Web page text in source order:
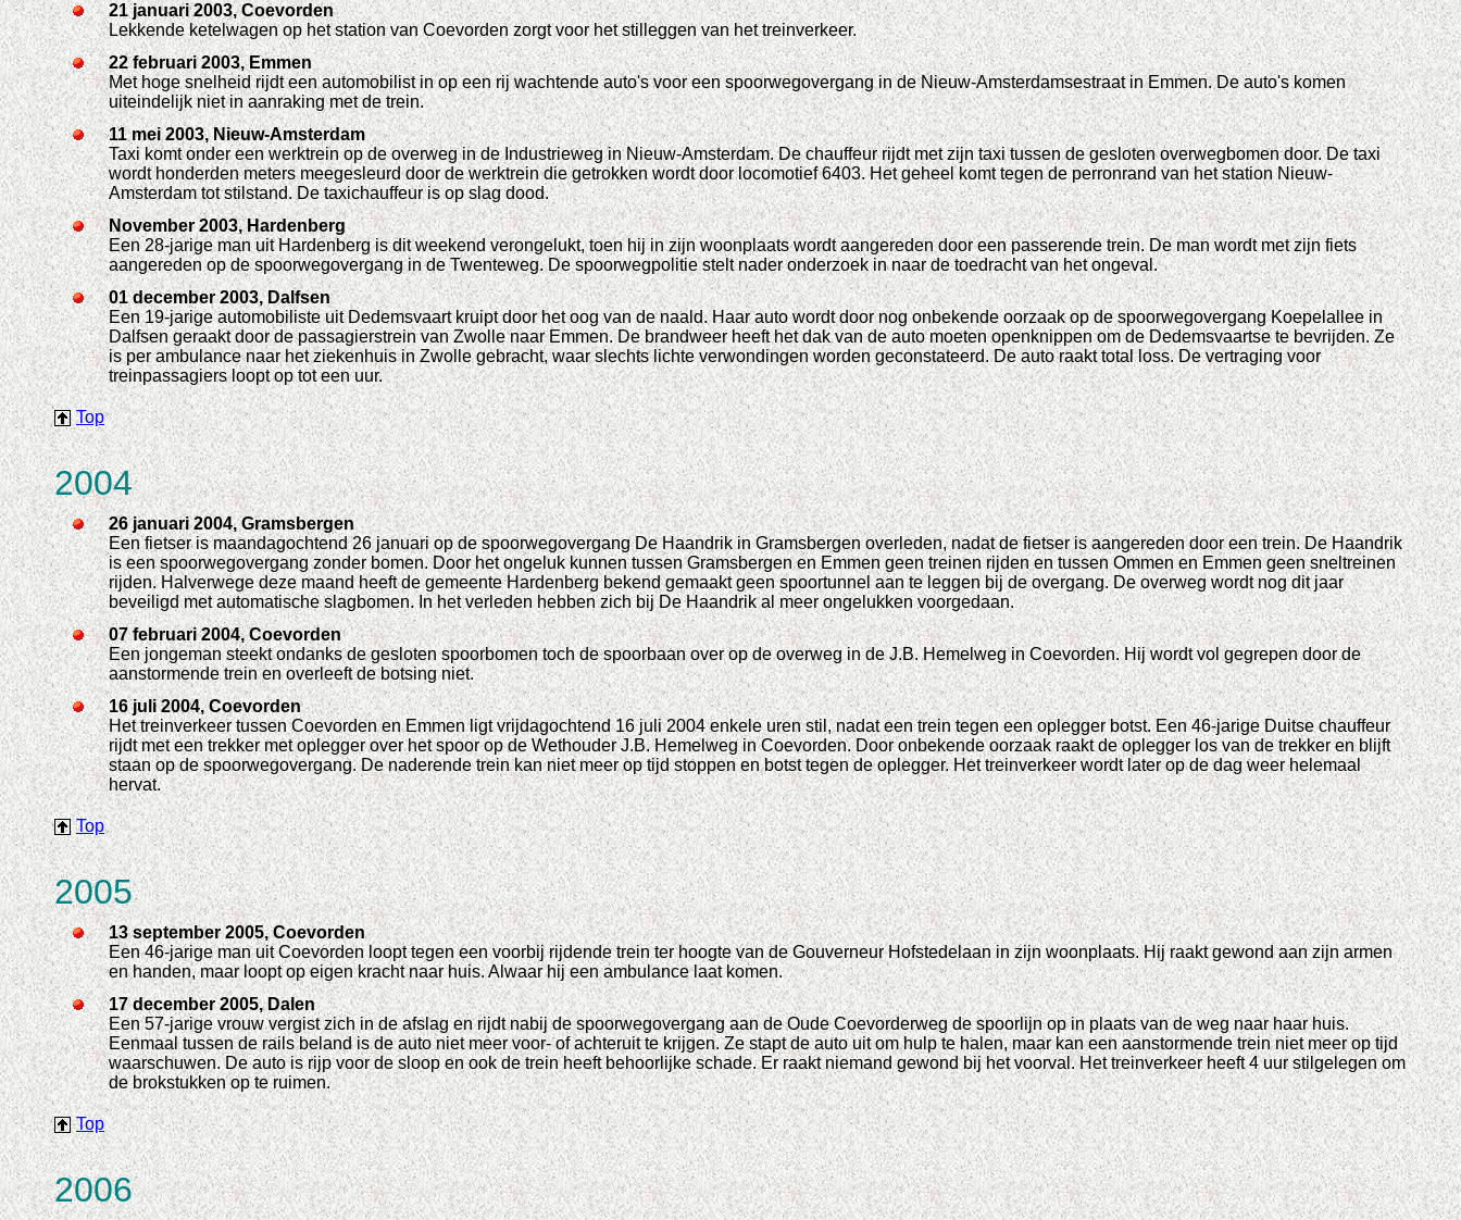
21 januari 2003, Coevorden
Lekkende ketelwagen op het station van Coevorden zorgt voor het stilleggen van het treinverkeer.
22 februari 2003, Emmen
Met hoge snelheid rijdt een automobilist in op een rij wachtende auto's voor een spoorwegovergang in de Nieuw-Amsterdamsestraat in Emmen. De auto's komen
uiteindelijk niet in aanraking met de trein.
11 mei 2003, Nieuw-Amsterdam
Taxi komt onder een werktrein op de overweg in de Industrieweg in Nieuw-Amsterdam. De chauffeur rijdt met zijn taxi tussen de gesloten overwegbomen door. De taxi
wordt honderden meters meegesleurd door de werktrein die getrokken wordt door locomotief 6403. Het geheel komt tegen de perronrand van het station Nieuw-
Amsterdam tot stilstand. De taxichauffeur is op slag dood.
November 2003, Hardenberg
Een 28-jarige man uit Hardenberg is dit weekend verongelukt, toen hij in zijn woonplaats wordt aangereden door een passerende trein. De man wordt met zijn fiets
aangereden op de spoorwegovergang in de Twenteweg. De spoorwegpolitie stelt nader onderzoek in naar de toedracht van het ongeval.
01 december 2003, Dalfsen
Een 19-jarige automobiliste uit Dedemsvaart kruipt door het oog van de naald. Haar auto wordt door nog onbekende oorzaak op de spoorwegovergang Koepelallee in
Dalfsen geraakt door de passagierstrein van Zwolle naar Emmen. De brandweer heeft het dak van de auto moeten openknippen om de Dedemsvaartse te bevrijden. Ze
is per ambulance naar het ziekenhuis in Zwolle gebracht, waar slechts lichte verwondingen worden geconstateerd. De auto raakt total loss. De vertraging voor
treinpassagiers loopt op tot een uur.
Top
2004
26 januari 2004, Gramsbergen
Een fietser is maandagochtend 26 januari op de spoorwegovergang De Haandrik in Gramsbergen overleden, nadat de fietser is aangereden door een trein. De Haandrik
is een spoorwegovergang zonder bomen. Door het ongeluk kunnen tussen Gramsbergen en Emmen geen treinen rijden en tussen Ommen en Emmen geen sneltreinen
rijden. Halverwege deze maand heeft de gemeente Hardenberg bekend gemaakt geen spoortunnel aan te leggen bij de overgang. De overweg wordt nog dit jaar
beveiligd met automatische slagbomen. In het verleden hebben zich bij De Haandrik al meer ongelukken voorgedaan.
07 februari 2004, Coevorden
Een jongeman steekt ondanks de gesloten spoorbomen toch de spoorbaan over op de overweg in de J.B. Hemelweg in Coevorden. Hij wordt vol gegrepen door de
aanstormende trein en overleeft de botsing niet.
16 juli 2004, Coevorden
Het treinverkeer tussen Coevorden en Emmen ligt vrijdagochtend 16 juli 2004 enkele uren stil, nadat een trein tegen een oplegger botst. Een 46-jarige Duitse chauffeur
rijdt met een trekker met oplegger over het spoor op de Wethouder J.B. Hemelweg in Coevorden. Door onbekende oorzaak raakt de oplegger los van de trekker en blijft
staan op de spoorwegovergang. De naderende trein kan niet meer op tijd stoppen en botst tegen de oplegger. Het treinverkeer wordt later op de dag weer helemaal
hervat.
Top
2005
13 september 2005, Coevorden
Een 46-jarige man uit Coevorden loopt tegen een voorbij rijdende trein ter hoogte van de Gouverneur Hofstedelaan in zijn woonplaats. Hij raakt gewond aan zijn armen
en handen, maar loopt op eigen kracht naar huis. Alwaar hij een ambulance laat komen.
17 december 2005, Dalen
Een 57-jarige vrouw vergist zich in de afslag en rijdt nabij de spoorwegovergang aan de Oude Coevorderweg de spoorlijn op in plaats van de weg naar haar huis.
Eenmaal tussen de rails beland is de auto niet meer voor- of achteruit te krijgen. Ze stapt de auto uit om hulp te halen, maar kan een aanstormende trein niet meer op tijd
waarschuwen. De auto is rijp voor de sloop en ook de trein heeft behoorlijke schade. Er raakt niemand gewond bij het voorval. Het treinverkeer heeft 4 uur stilgelegen om
de brokstukken op te ruimen.
Top
2006